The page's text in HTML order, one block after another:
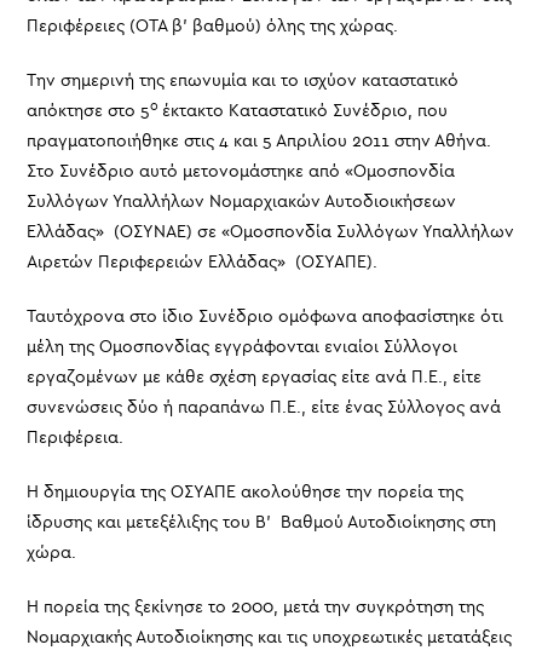
Περιφέρειες (ΟΤΑ β’ βαθμού) όλης της χώρας.
Την σημερινή της επωνυμία και το ισχύον καταστατικό
απόκτησε στο 5ο έκτακτο Καταστατικό Συνέδριο, που
πραγματοποιήθηκε στις 4 και 5 Απριλίου 2011 στην Αθήνα.
Στο Συνέδριο αυτό μετονομάστηκε από «Ομοσπονδία
Συλλόγων Υπαλλήλων Νομαρχιακών Αυτοδιοικήσεων
Ελλάδας» (ΟΣΥΝΑΕ) σε «Ομοσπονδία Συλλόγων Υπαλλήλων
Αιρετών Περιφερειών Ελλάδας» (ΟΣΥΑΠΕ).
Ταυτόχρονα στο ίδιο Συνέδριο ομόφωνα αποφασίστηκε ότι
μέλη της Ομοσπονδίας εγγράφονται ενιαίοι Σύλλογοι
εργαζομένων με κάθε σχέση εργασίας είτε ανά Π.Ε., είτε
συνενώσεις δύο ή παραπάνω Π.Ε., είτε ένας Σύλλογος ανά
Περιφέρεια.
Η δημιουργία της ΟΣΥΑΠΕ ακολούθησε την πορεία της
ίδρυσης και μετεξέλιξης του Β’ Βαθμού Αυτοδιοίκησης στη
χώρα.
Η πορεία της ξεκίνησε το 2000, μετά την συγκρότηση της
Νομαρχιακής Αυτοδιοίκησης και τις υποχρεωτικές μετατάξεις